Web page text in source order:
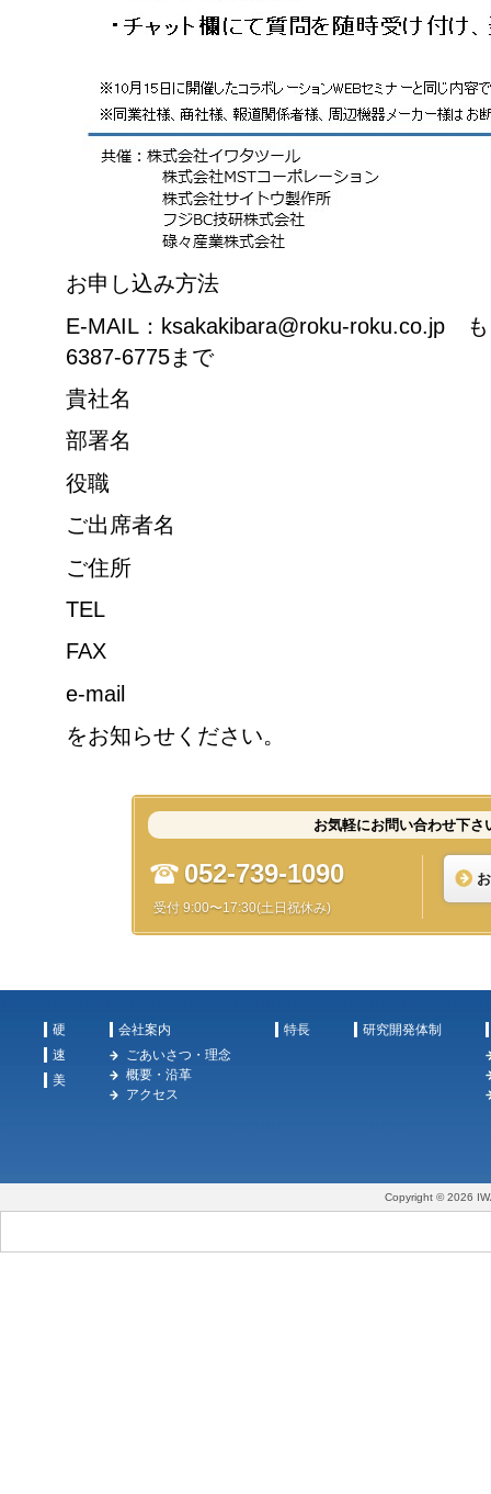
お申し込み方法
E-MAIL： ksakakibara@roku-roku.co.jp も
6387-6775まで
貴社名
部署名
役職
ご出席者名
ご住所
TEL
FAX
e-mail
をお知らせください。
お気軽にお問い合わせ下さ
052-739-1090
受付 9:00〜17:30(土日祝休み)
硬
速
美
会社案内
ごあいさつ・理念
概要・沿革
アクセス
特長 研究開発体制
Copyright © 2026